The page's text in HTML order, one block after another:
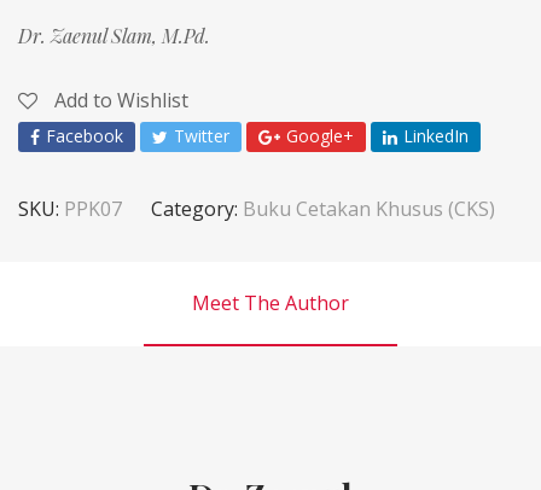
Dr. Zaenul Slam, M.Pd.
Add to Wishlist
Facebook Twitter Google+ LinkedIn
SKU: PPK07 Category: Buku Cetakan Khusus (CKS)
Meet The Author